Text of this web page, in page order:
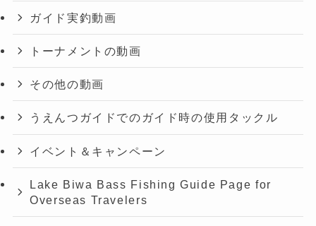
ガイド実釣動画
トーナメントの動画
その他の動画
うえんつガイドでのガイド時の使用タックル
イベント＆キャンペーン
Lake Biwa Bass Fishing Guide Page for
Overseas Travelers